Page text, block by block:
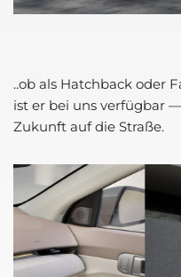
..ob als Hatch­back oder
ist er bei uns ver­füg­bar
Zukunft auf die Stra­ße.